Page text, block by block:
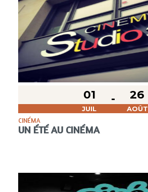
01
JUIL
26
AOÛT
CINÉMA
UN ÉTÉ AU CINÉMA